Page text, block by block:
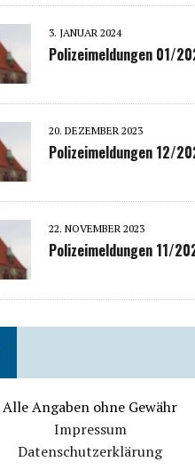
3. JANUAR 2024
Polizeimeldungen 01/
20. DEZEMBER 2023
Polizeimeldungen 12/
22. NOVEMBER 2023
Polizeimeldungen 11/
Alle Angaben ohne Gewähr
Impressum
Datenschutzerklärung